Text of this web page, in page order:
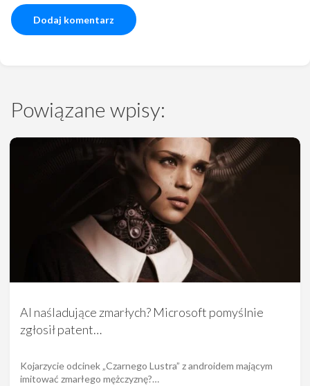
Powiązane wpisy:
AI naśladujące zmarłych? Microsoft pomyślnie
zgłosił patent…
Kojarzycie odcinek „Czarnego Lustra” z androidem mającym
imitować zmarłego mężczyznę?…